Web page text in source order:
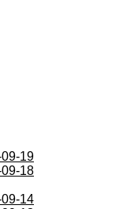
19
18
14